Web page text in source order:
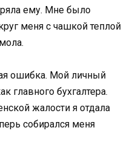
ему. Мне было
меня с чашкой теплой
ошибка. Мой личный
главного бухгалтера.
жалости я отдала
собирался меня